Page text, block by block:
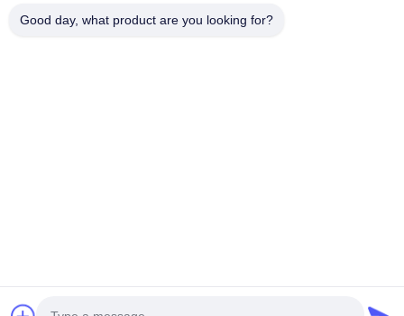
공장 여행
품질 관리
Good day, what product are you looking for?